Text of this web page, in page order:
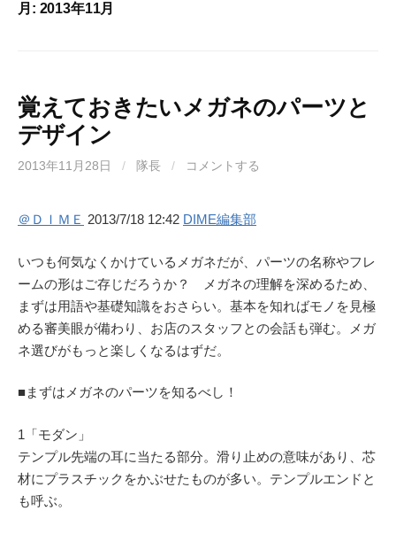
月: 2013年11月
覚えておきたいメガネのパーツと
デザイン
2013年11月28日 / 隊長 / コメントする
＠ＤＩＭＥ 2013/7/18 12:42 DIME編集部
いつも何気なくかけているメガネだが、パーツの名称やフレ
ームの形はご存じだろうか？ メガネの理解を深めるため、
まずは用語や基礎知識をおさらい。基本を知ればモノを見極
める審美眼が備わり、お店のスタッフとの会話も弾む。メガ
ネ選びがもっと楽しくなるはずだ。
■まずはメガネのパーツを知るべし！
1「モダン」
テンプル先端の耳に当たる部分。滑り止めの意味があり、芯
材にプラスチックをかぶせたものが多い。テンプルエンドと
も呼ぶ。